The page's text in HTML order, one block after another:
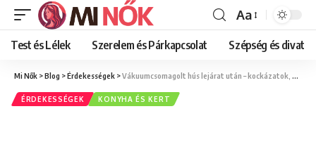
Font
Resizer
Aa
Test és Lélek Szerelem és Párkapcsolat Szépség és divat
Mi Nők >Blog >Érdekességek >Vákuumcsomagolt hús lejárat után – kockázatok, figyelmeztető jelek és élelmiszerbiztonság
ÉRDEKESSÉGEK KONYHA ÉS KERT